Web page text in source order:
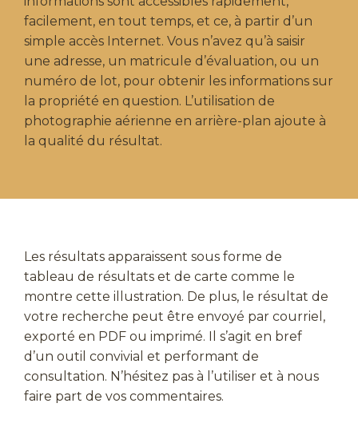
facilement, en tout temps, et ce, à partir d’un
simple accès Internet. Vous n’avez qu’à saisir
une adresse, un matricule d’évaluation, ou un
numéro de lot, pour obtenir les informations sur
la propriété en question. L’utilisation de
photographie aérienne en arrière-plan ajoute à
la qualité du résultat.
Les résultats apparaissent sous forme de
tableau de résultats et de carte comme le
montre cette illustration. De plus, le résultat de
votre recherche peut être envoyé par courriel,
exporté en PDF ou imprimé. Il s’agit en bref
d’un outil convivial et performant de
consultation. N’hésitez pas à l’utiliser et à nous
faire part de vos commentaires.